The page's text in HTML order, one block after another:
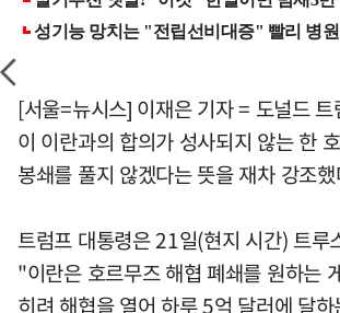
[서울=뉴시스] 이재은 기자 = 도널드
이 이란과의 합의가 성사되지 않는 한
봉쇄를 풀지 않겠다는 뜻을 재차 강조했
트럼프 대통령은 21일(현지 시간) 트루
"이란은 호르무즈 해협 폐쇄를 원하는
히려 해협을 열어 하루 5억 달러에 달